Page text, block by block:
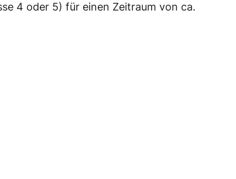
4 oder 5) für einen Zeitraum von ca.